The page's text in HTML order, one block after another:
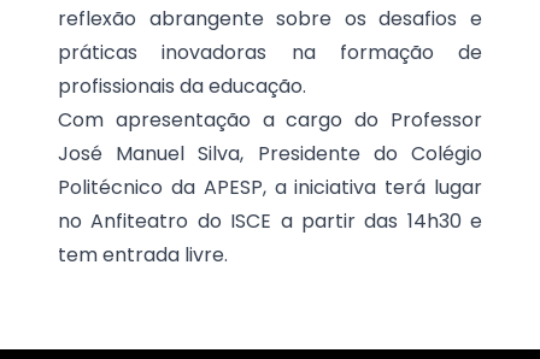
reflexão abrangente sobre os desafios e
práticas inovadoras na formação de
profissionais da educação.
Com apresentação a cargo do Professor
José Manuel Silva, Presidente do Colégio
Politécnico da APESP, a iniciativa terá lugar
no Anfiteatro do ISCE a partir das 14h30 e
tem entrada livre.